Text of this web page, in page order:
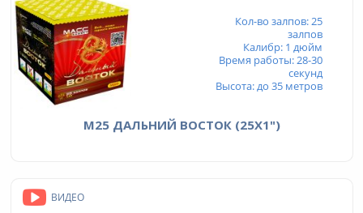
Кол-во залпов: 25
залпов
Калибр: 1 дюйм
Время работы: 28-30
секунд
Высота: до 35 метров
М25 ДАЛЬНИЙ ВОСТОК (25Х1")
ВИДЕО